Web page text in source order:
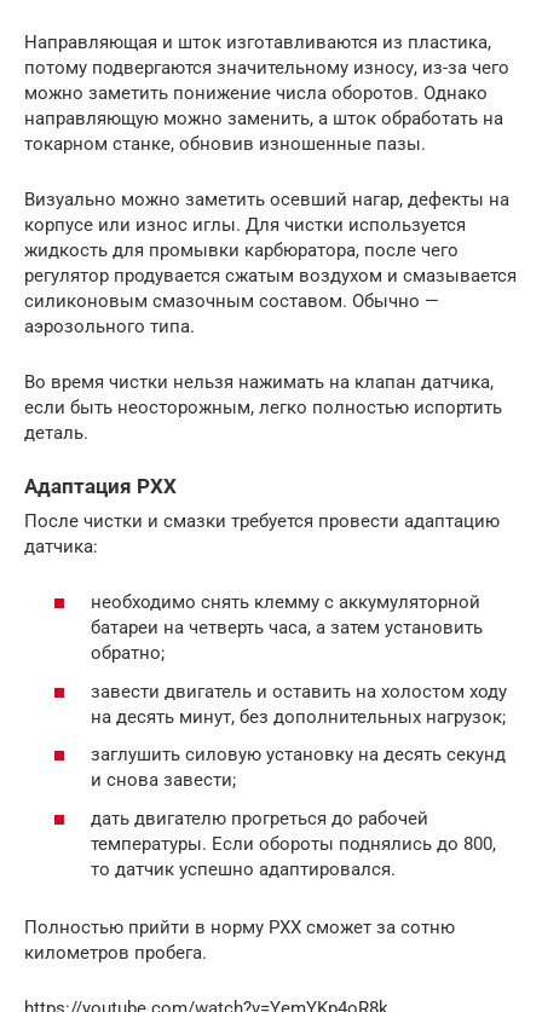
Направляющая и шток изготавливаются из пластика,
потому подвергаются значительному износу, из-за чего
можно заметить понижение числа оборотов. Однако
направляющую можно заменить, а шток обработать на
токарном станке, обновив изношенные пазы.
Визуально можно заметить осевший нагар, дефекты на
корпусе или износ иглы. Для чистки используется
жидкость для промывки карбюратора, после чего
регулятор продувается сжатым воздухом и смазывается
силиконовым смазочным составом. Обычно —
аэрозольного типа.
Во время чистки нельзя нажимать на клапан датчика,
если быть неосторожным, легко полностью испортить
деталь.
Адаптация РХХ
После чистки и смазки требуется провести адаптацию
датчика:
необходимо снять клемму с аккумуляторной
батареи на четверть часа, а затем установить
обратно;
завести двигатель и оставить на холостом ходу
на десять минут, без дополнительных нагрузок;
заглушить силовую установку на десять секунд
и снова завести;
дать двигателю прогреться до рабочей
температуры. Если обороты поднялись до 800,
то датчик успешно адаптировался.
Полностью прийти в норму РХХ сможет за сотню
километров пробега.